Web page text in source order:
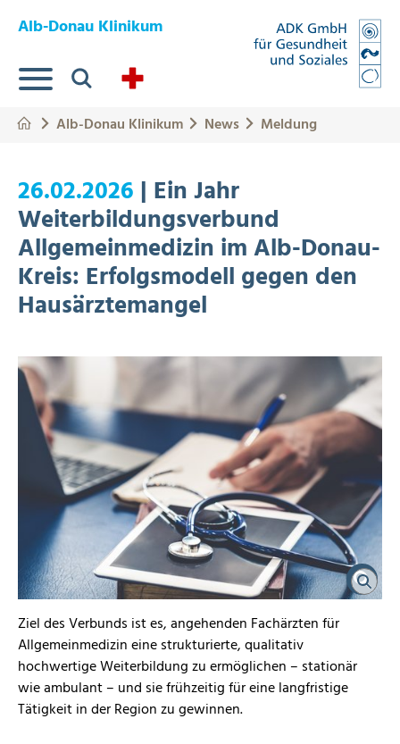
Alb-Donau Klinikum
Suche
Alb-Donau Klinikum News Meldung
26.02.2026 | Ein Jahr
Weiterbildungsverbund
Allgemeinmedizin im Alb-Donau-
Kreis: Erfolgsmodell gegen den
Hausärztemangel
Ziel des Verbunds ist es, angehenden Fachärzten für
Allgemeinmedizin eine strukturierte, qualitativ
hochwertige Weiterbildung zu ermöglichen – stationär
wie ambulant – und sie frühzeitig für eine langfristige
Tätigkeit in der Region zu gewinnen.